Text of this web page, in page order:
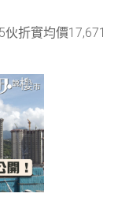
伙折實均價17,671